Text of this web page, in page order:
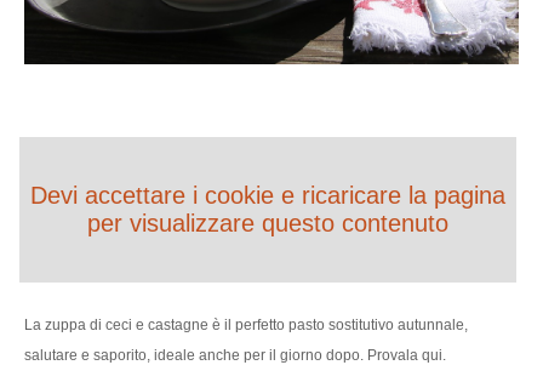
Devi accettare i cookie e ricaricare la pagina
per visualizzare questo contenuto
La zuppa di ceci e castagne è il perfetto pasto sostitutivo autunnale,
salutare e saporito, ideale anche per il giorno dopo. Provala qui.